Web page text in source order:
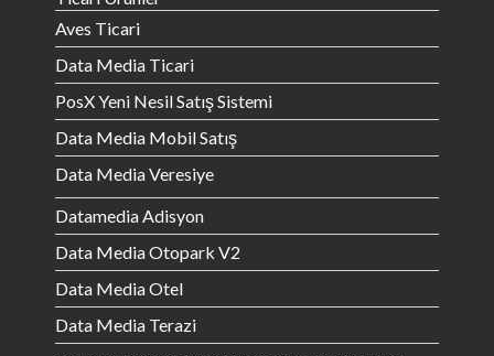
Aves Ticari
Data Media Ticari
PosX Yeni Nesil Satış Sistemi
Data Media Mobil Satış
Data Media Veresiye
Datamedia Adisyon
Data Media Otopark V2
Data Media Otel
Data Media Terazi